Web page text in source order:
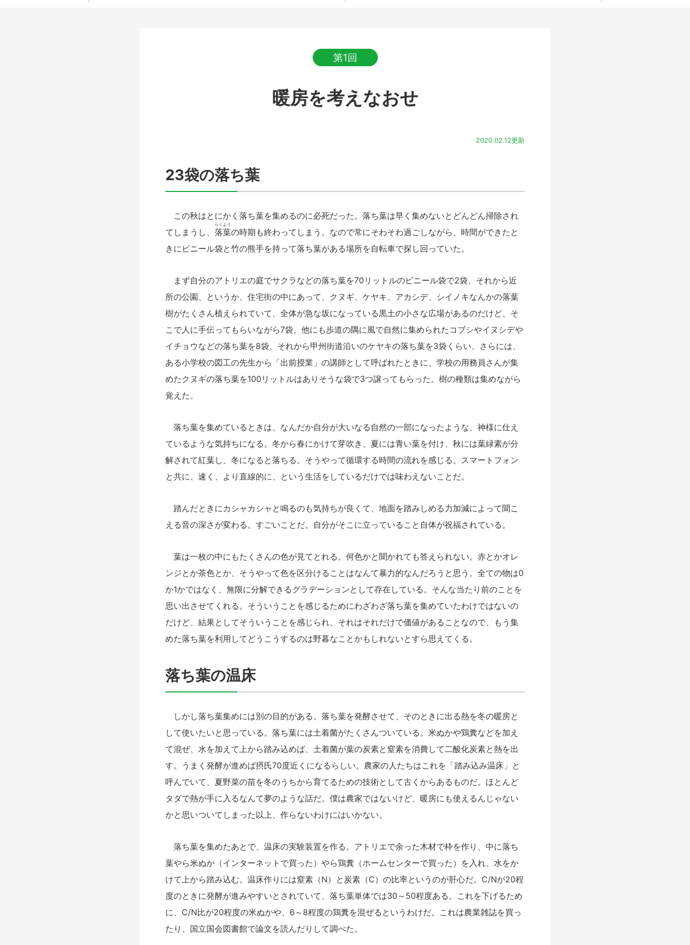
第1回
暖房を考えなおせ
2020.02.12更新
23袋の落ち葉
この秋はとにかく落ち葉を集めるのに必死だった。落ち葉は早く集めないとどんどん掃除され
てしまうし、 落
らく
葉
よう
の時期も終わってしまう。なので常にそわそわ過ごしながら、時間ができた と
き にビニール袋と竹の熊手を持って落ち葉がある場所を自転車で探し回っていた。
まず自分のアトリエの庭でサクラなどの落ち葉を70リットルのビニール袋で2袋、それから近
所の公園、というか、住宅街の中にあって、クヌギ、ケヤキ、アカシデ、シイノキなんかの落葉
樹がたくさん植えられていて、全体が急な坂になっている黒土の小さな広場があるのだけど、そ
こで人に手伝ってもらいながら7袋、他にも歩道の隅に風で自然に集められたコブシやイヌシデや
イチョウなどの落ち葉を8袋、それから甲州街道沿いのケヤキの落ち葉を3袋くらい、さらには、
ある小学校の図工の先生から「出前授業」の講師として呼ばれた とき に、学校の用務員さんが集
めたクヌギの落ち葉を100リットルはありそうな袋で3つ譲ってもらった。樹の種類は集めながら
覚えた。
落ち葉を集めている とき は、なんだか自分が大いなる自然の一部になったような、神様に仕え
ているような気持ちになる。冬から春にかけて芽吹き、夏には青い葉を付け、秋には葉緑素が分
解されて紅葉し、冬になると落ちる。そうやって循環する時間の流れを感じる。スマートフォン
と共に、速く、より直線的に、という生活をしているだけでは味わえないことだ。
踏んだとき にカシャカシャと鳴るのも気持ちが良くて、地面を踏みしめる力加減によって聞こ
える音の深さが変わる。すごいことだ。自分がそこに立っていること自体が祝福されている。
葉は一枚の中にもたくさんの色が見てとれる。何色かと聞かれても答えられない。赤とかオレ
ンジとか茶色とか、そうやって色を区分けることはなんて暴力的なんだろうと思う。全ての物は0
か1かではなく、無限に分解できるグラデーションとして存在している。そんな当たり前のことを
思い出させてくれる。そういうことを感じるためにわざわざ落ち葉を集めていたわけではないの
だけど、結果としてそういうことを感じられ、それはそれだけで価値があることなので、もう集
めた落ち葉を利用してどうこうするのは野暮なことかもしれないとすら思えてくる。
落ち葉の温床
しかし落ち葉集めには別の目的がある。落ち葉を発酵させて、そのとき に出る熱を冬の暖房と
して使いたいと思っている。落ち葉には土着菌がたくさんついている。米ぬかや鶏糞などを加え
て混ぜ、水を加えて上から踏み込めば、土着菌が葉の炭素と窒素を消費して二酸化炭素と熱を出
す。うまく発酵が進めば摂氏70度近くになるらしい。農家の人たちはこれを「踏み込み温床」と
呼んでいて、夏野菜の苗を冬のうちから育てるための技術として古くからあるものだ。ほとんど
タダで熱が手に入るなんて夢のような話だ。僕は農家ではないけど、暖房にも使えるんじゃない
かと思いついてしまった以上、作らないわけにはいかない。
落ち葉を集めたあとで、温床の実験装置を作る。アトリエで余った木材で枠を作り、中に落ち
葉やら米ぬか（インターネットで買った）やら鶏糞（ホームセンターで買った）を入れ、水をか
けて上から踏み込む。温床作りには窒素（N）と炭素（C）の比率というのが肝心だ。C/Nが20程
度のとき に発酵が進みやすいとされていて、落ち葉単体では30～50程度ある。これを下げるため
に、C/N比が20程度の米ぬかや、6～8程度の鶏糞を混ぜるというわけだ。これは農業雑誌を買っ
たり、国立国会図書館で論文を読んだりして調べた。